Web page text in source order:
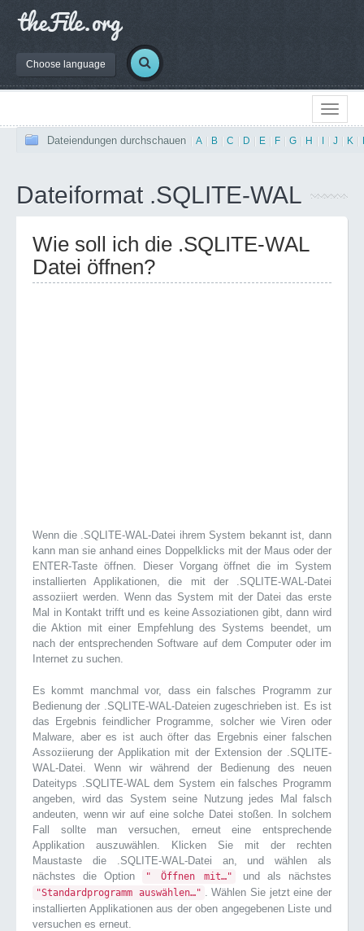
Choose language
Dateiendungen durchschauen A B C D E F G H J K
Dateiformat .SQLITE-WAL
Wie soll ich die .SQLITE-WAL
Datei öffnen?
Wenn die .SQLITE-WAL-Datei ihrem System bekannt ist, dann
kann man sie anhand eines Doppelklicks mit der Maus oder der
ENTER-Taste öffnen. Dieser Vorgang öffnet die im System
installierten Applikationen, die mit der .SQLITE-WAL-Datei
assoziiert werden. Wenn das System mit der Datei das erste
Mal in Kontakt trifft und es keine Assoziationen gibt, dann wird
die Aktion mit einer Empfehlung des Systems beendet, um
nach der entsprechenden Software auf dem Computer oder im
Internet zu suchen.
Es kommt manchmal vor, dass ein falsches Programm zur
Bedienung der .SQLITE-WAL-Dateien zugeschrieben ist. Es ist
das Ergebnis feindlicher Programme, solcher wie Viren oder
Malware, aber es ist auch öfter das Ergebnis einer falschen
Assoziierung der Applikation mit der Extension der .SQLITE-
WAL-Datei. Wenn wir während der Bedienung des neuen
Dateityps .SQLITE-WAL dem System ein falsches Programm
angeben, wird das System seine Nutzung jedes Mal falsch
andeuten, wenn wir auf eine solche Datei stoßen. In solchem
Fall sollte man versuchen, erneut eine entsprechende
Applikation auszuwählen. Klicken Sie mit der rechten
Maustaste die .SQLITE-WAL-Datei an, und wählen als
nächstes die Option
" Öffnen mit…" und als nächstes
"Standardprogramm auswählen…" . Wählen Sie jetzt eine der
installierten Applikationen aus der oben angegebenen Liste und
versuchen es erneut.